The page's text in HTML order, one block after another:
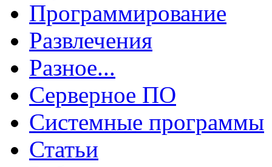
Программирование
Развлечения
Разное...
Серверное ПО
Системные программы
Статьи